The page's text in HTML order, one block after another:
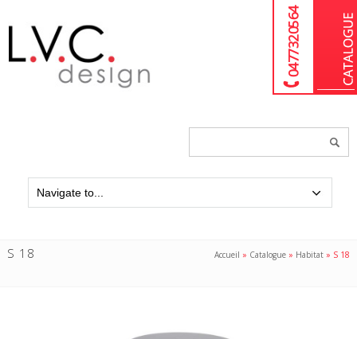
04 77 32 05 64
S 18 Accueil » Catalogue » Habitat » S 18